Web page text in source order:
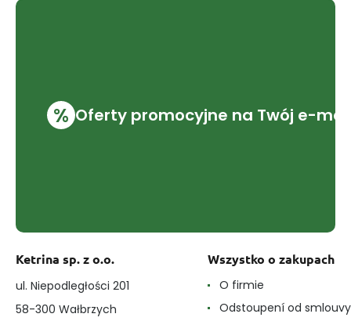
% Oferty promocyjne na Twój e-mail
Ketrina sp. z o.o.
ul. Niepodległości 201
58-300 Wałbrzych
Wszystko o zakupach
O firmie
Odstoupení od smlouvy